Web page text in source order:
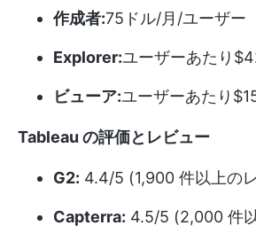
作成者:75ドル/月/ユーザー
Explorer:ユーザーあたり
ビューア:ユーザーあたり
Tableau の評価とレビュー
G2: 4.4/5 (1,900 件以上の
Capterra: 4.5/5 (2,000 件